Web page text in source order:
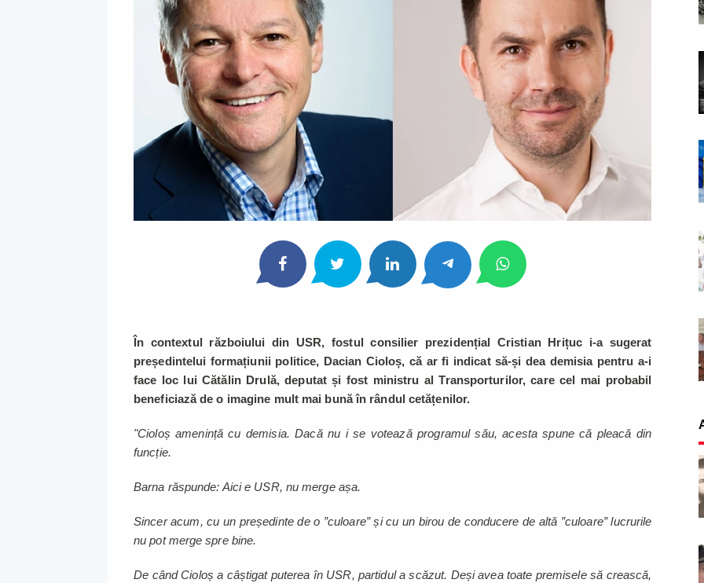
În contextul războiului din USR, fostul consilier prezidențial Cristian Hrițuc i-a sugerat
președintelui formațiunii politice, Dacian Cioloș, că ar fi indicat să-și dea demisia pentru a-i
face loc lui Cătălin Drulă, deputat și fost ministru al Transporturilor, care cel mai probabil
beneficiază de o imagine mult mai bună în rândul cetățenilor.
"Cioloș amenință cu demisia. Dacă nu i se votează programul său, acesta spune că pleacă din
funcție.
Barna răspunde: Aici e USR, nu merge așa.
Sincer acum, cu un președinte de o ”culoare” și cu un birou de conducere de altă ”culoare” lucrurile
nu pot merge spre bine.
De când Cioloș a câștigat puterea în USR, partidul a scăzut. Deși avea toate premisele să crească,